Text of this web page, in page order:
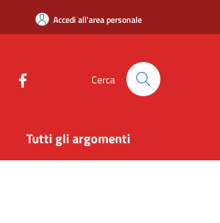
Accedi all'area personale
Cerca
Tutti gli argomenti